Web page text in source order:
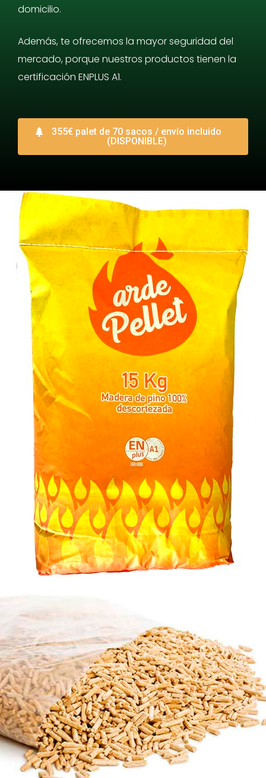
domicilio.
Además, te ofrecemos la mayor seguridad del
mercado, porque nuestros productos tienen la
certificación ENPLUS A1.
355€ palet de 70 sacos / envío incluido
(DISPONIBLE)